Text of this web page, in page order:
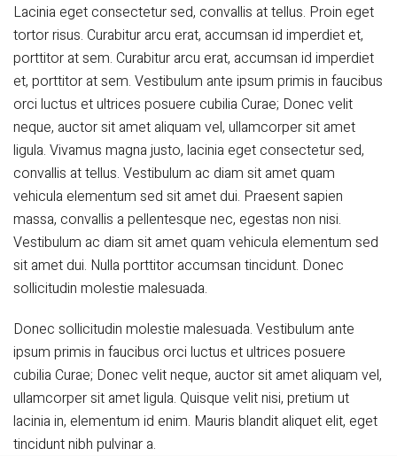
Lacinia eget consectetur sed, convallis at tellus. Proin eget
tortor risus. Curabitur arcu erat, accumsan id imperdiet et,
porttitor at sem. Curabitur arcu erat, accumsan id imperdiet
et, porttitor at sem. Vestibulum ante ipsum primis in faucibus
orci luctus et ultrices posuere cubilia Curae; Donec velit
neque, auctor sit amet aliquam vel, ullamcorper sit amet
ligula. Vivamus magna justo, lacinia eget consectetur sed,
convallis at tellus. Vestibulum ac diam sit amet quam
vehicula elementum sed sit amet dui. Praesent sapien
massa, convallis a pellentesque nec, egestas non nisi.
Vestibulum ac diam sit amet quam vehicula elementum sed
sit amet dui. Nulla porttitor accumsan tincidunt. Donec
sollicitudin molestie malesuada.
Donec sollicitudin molestie malesuada. Vestibulum ante
ipsum primis in faucibus orci luctus et ultrices posuere
cubilia Curae; Donec velit neque, auctor sit amet aliquam vel,
ullamcorper sit amet ligula. Quisque velit nisi, pretium ut
lacinia in, elementum id enim. Mauris blandit aliquet elit, eget
tincidunt nibh pulvinar a.